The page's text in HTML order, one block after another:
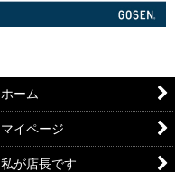
ホーム
マイページ
私が店長です